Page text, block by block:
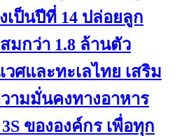
เป็นปีที่ 14 ปล่อยลูก
มกว่า 1.8 ล้านตัว
ศและทะเลไทย เสริม
ามมั่นคงทางอาหาร
ขององค์กร เพื่อทุก